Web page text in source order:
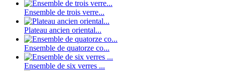
Ensemble de trois verre...
Plateau ancien oriental...
Ensemble de quatorze co...
Ensemble de six verres ...